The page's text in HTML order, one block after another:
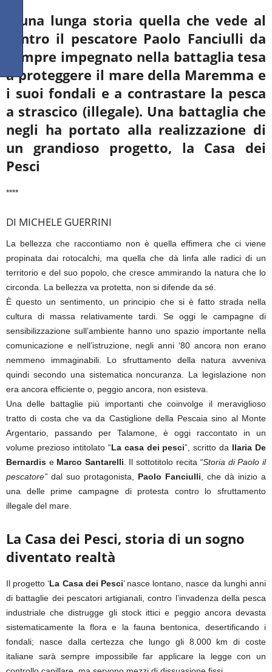
È una lunga storia quella che vede al
centro il pescatore Paolo Fanciulli da
sempre impegnato nella battaglia tesa
a proteggere il mare della Maremma e
i suoi fondali e a contrastare la pesca
a strascico (illegale). Una battaglia che
negli ha portato alla realizzazione di
un grandioso progetto, la Casa dei
Pesci
****
DI MICHELE GUERRINI
La bellezza che raccontiamo non è quella effimera che ci viene
propinata dai rotocalchi, ma quella che dà linfa alle radici di un
territorio e del suo popolo, che cresce ammirando la natura che lo
circonda. La bellezza va protetta, non si difende da sé.
È questo un sentimento, un principio che si è fatto strada nella
cultura di massa relativamente tardi. Se oggi le campagne di
sensibilizzazione sull’ambiente hanno uno spazio importante nella
comunicazione e nell’istruzione, negli anni ‘80 ancora non erano
nemmeno immaginabili. Lo sfruttamento della natura avveniva
quindi secondo una sistematica noncuranza. La legislazione non
era ancora efficiente o, peggio ancora, non esisteva.
Una delle battaglie più importanti che coinvolge il meraviglioso
tratto di costa che va da Castiglione della Pescaia sino al Monte
Argentario, passando per Talamone, è oggi raccontato in un
volume prezioso intitolato “La casa dei pesci”, scritto da Ilaria De
Bernardis e Marco Santarelli . Il sottotitolo recita “Storia di Paolo il
pescatore” dal suo protagonista, Paolo Fanciulli , che dà inizio a
una delle prime campagne di protesta contro lo sfruttamento
illegale del mare.
La Casa dei Pesci, storia di un sogno
diventato realtà
Il progetto ‘La Casa dei Pesci’ nasce lontano, nasce da lunghi anni
di battaglie dei pescatori artigianali, contro l’invadenza della pesca
industriale che distrugge gli stock ittici e peggio ancora devasta
sistematicamente la flora e la fauna bentonica, desertificando i
fondali; nasce dalla certezza che lungo gli 8.000 km di coste
italiane sarà sempre impossibile far applicare la legge con un